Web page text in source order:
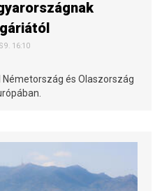
9. 16:10
és Olaszország